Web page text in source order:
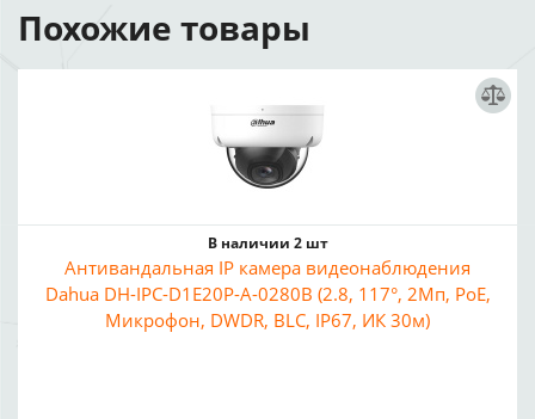
Похожие товары
В наличии 2 шт
Антивандальная IP камера видеонаблюдения
Dahua DH-IPC-D1E20P-A-0280B (2.8, 117°, 2Мп, PoE,
Микрофон, DWDR, BLC, IP67, ИК 30м)